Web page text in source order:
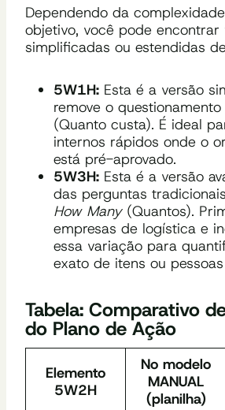
Dependendo da
objetivo, você pode encontrar
simplificadas ou estendidas
5W1H: Esta é a versão
remove o questionamento
(Quanto custa). É ideal
internos rápidos onde o
está pré-aprovado.
5W3H: Esta é a versão
das perguntas
How Many(Quantos).
empresas de logística e
essa variação para
exato de itens ou
Tabela: Comparativo
do Plano de Ação
Elemento
5W2H
No modelo
MANUAL
(planilha)